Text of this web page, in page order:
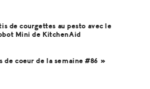
de courgettes au pesto avec le
Mini de KitchenAid
de coeur de la semaine #86 »